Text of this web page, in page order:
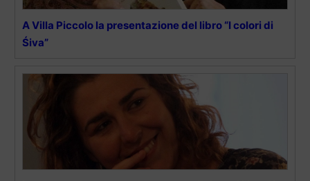
A Villa Piccolo la presentazione del libro “I colori di
Śiva”